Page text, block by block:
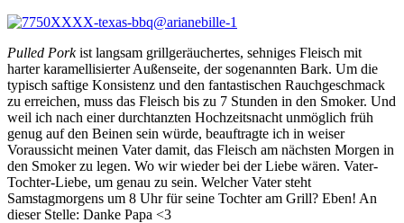
Pulled Porkist langsam grillgeräuchertes, sehniges Fleisch mit
harter karamellisierter Außenseite, der sogenannten Bark. Um die
typisch saftige Konsistenz und den fantastischen Rauchgeschmack
zu erreichen, muss das Fleisch bis zu 7 Stunden in den Smoker. Und
weil ich nach einer durchtanzten Hochzeitsnacht unmöglich früh
genug auf den Beinen sein würde, beauftragte ich in weiser
Voraussicht meinen Vater damit, das Fleisch am nächsten Morgen in
den Smoker zu legen. Wo wir wieder bei der Liebe wären. Vater-
Tochter-Liebe, um genau zu sein. Welcher Vater steht
Samstagmorgens um 8 Uhr für seine Tochter am Grill? Eben! An
dieser Stelle: Danke Papa <3